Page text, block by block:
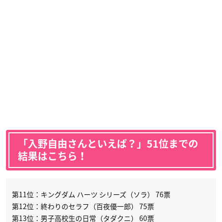
「入野自由さんといえば？」51位までの
結果はこちら！
第11位：キングダム ハーツ シリーズ（ソラ） 76票
第12位：終わりのセラフ（百夜優一郎） 75票
第13位：男子高校生の日常（タダクニ） 60票